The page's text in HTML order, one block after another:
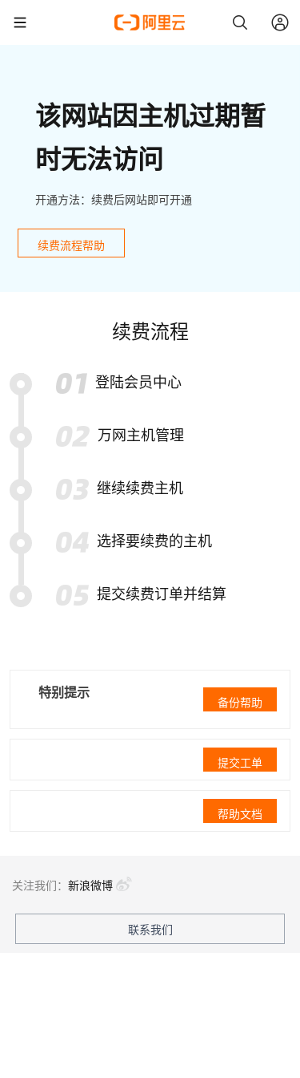
该网站因主机过期暂
时无法访问
开通方法：续费后网站即可开通
续费流程帮助
续费流程
登陆会员中心
万网主机管理
继续续费主机
选择要续费的主机
提交续费订单并结算
特别提示
备份帮助
提交工单
帮助文档